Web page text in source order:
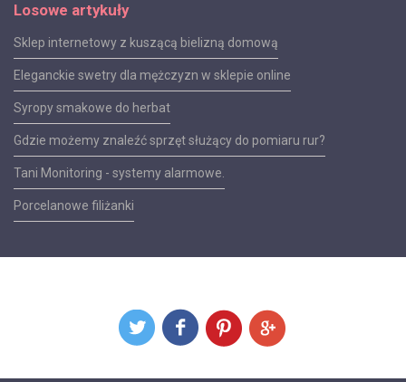
Losowe artykuły
Sklep internetowy z kuszącą bielizną domową
Eleganckie swetry dla mężczyzn w sklepie online
Syropy smakowe do herbat
Gdzie możemy znaleźć sprzęt służący do pomiaru rur?
Tani Monitoring - systemy alarmowe.
Porcelanowe filiżanki